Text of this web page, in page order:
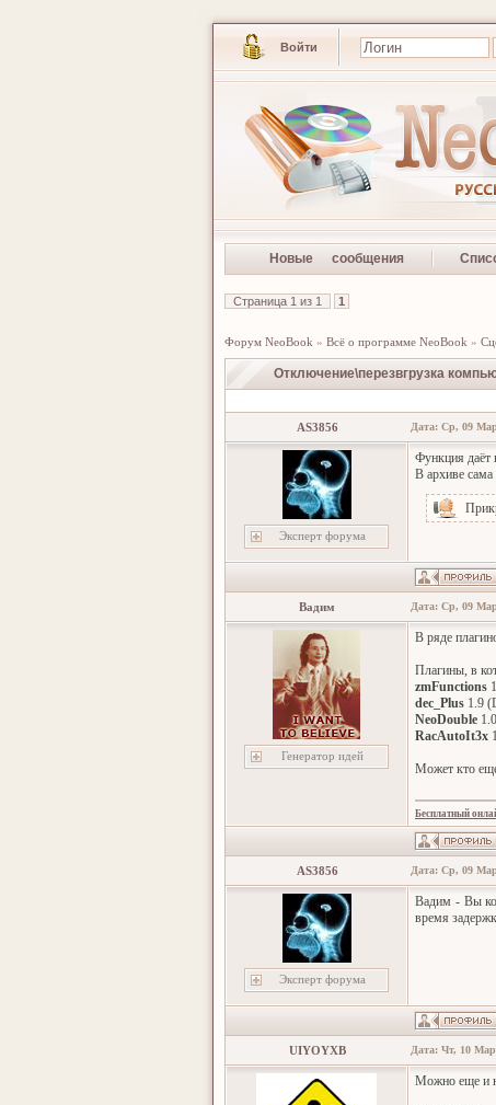
Войти
Новые сообщения
Страница 1 из 1 1
Форум NeoBook » Всё о программе NeoBook »
Отключение\перезвгрузка
AS3856 Дата: Ср, 09
Эксперт форума
Функция даёт
В архиве
Вадим Дата: Ср, 09
Генератор идей
В ряде
Плагины, в
zmFunctions
dec_Plus 1.9
NeoDouble
RacAutoIt3x
Может кто
Бесплатный
AS3856 Дата: Ср, 09
Эксперт форума
Вадим - Вы
время
UIYOYXB Дата: Чт, 10
Можно еще и